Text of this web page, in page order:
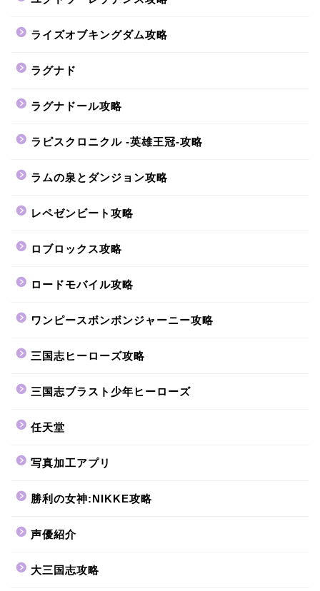
ライズオブキングダム攻略
ラグナド
ラグナドール攻略
ラピスクロニクル -英雄王冠-攻略
ラムの泉とダンジョン攻略
レペゼンビート攻略
ロブロックス攻略
ロードモバイル攻略
ワンピースボンボンジャーニー攻略
三国志ヒーローズ攻略
三国志ブラスト少年ヒーローズ
任天堂
写真加工アプリ
勝利の女神:NIKKE攻略
声優紹介
大三国志攻略